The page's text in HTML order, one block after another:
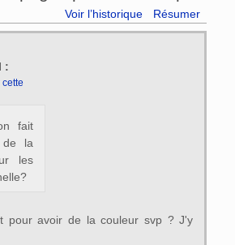
Voir l’historique Résumer
:
fait
de la
les
pour avoir de la couleur svp ? J'y